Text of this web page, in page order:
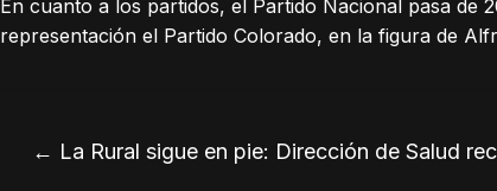
En cuanto a los partidos, el Partido Nacional pasa de
representación el Partido Colorado, en la figura de
← La Rural sigue en pie: Dirección de Salud